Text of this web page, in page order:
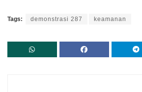
Tags: demonstrasi 287 keamanan